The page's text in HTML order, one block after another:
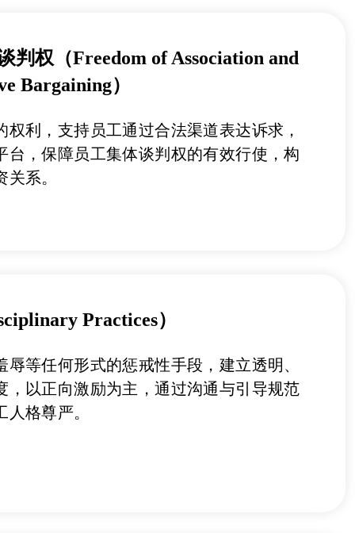
判权（Freedom of Association and
Bargaining）
权利，支持员工通过合法渠道表达诉求，
台，保障员工集体谈判权的有效行使，构
系。
Practices）
辱等任何形式的惩戒性手段，建立透明、
，以正向激励为主，通过沟通与引导规范
人格尊严。